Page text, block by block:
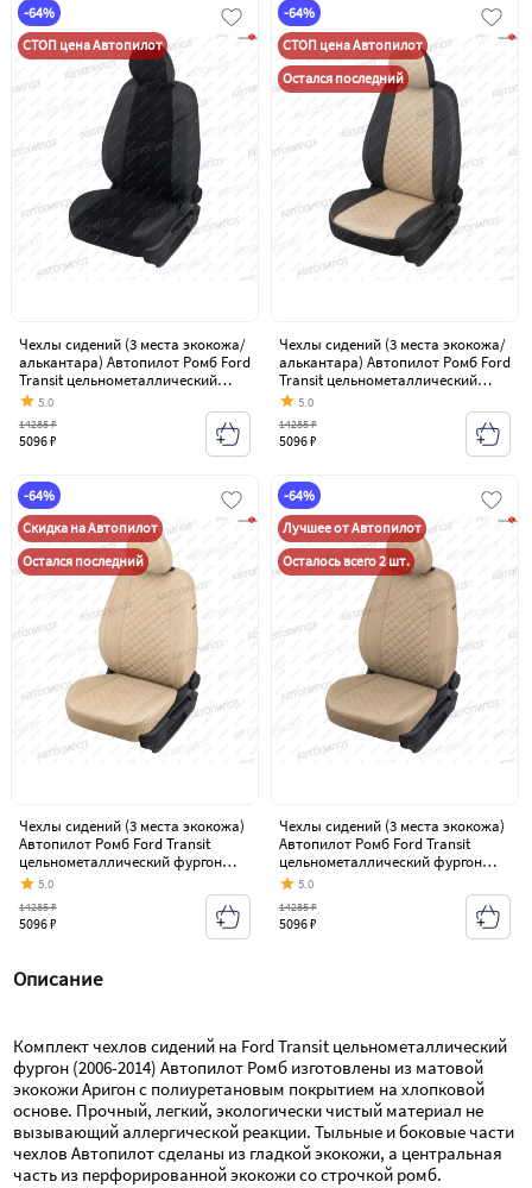
-64%
СТОП цена Автопилот
Чехлы сидений (3 места экокожа/
алькантара) Автопилот Ромб Ford
Transit цельнометаллический
фургон (2006-2014)
5.0
5096 ₽
14285 ₽
-64%
СТОП цена Автопилот
Остался последний
Чехлы сидений (3 места экокожа/
алькантара) Автопилот Ромб Ford
Transit цельнометаллический
фургон (2006-2014)
5.0
5096 ₽
14285 ₽
-64%
Скидка на Автопилот
Остался последний
Чехлы сидений (3 места экокожа)
Автопилот Ромб Ford Transit
цельнометаллический фургон
(2006-2014)
5.0
5096 ₽
14285 ₽
-64%
Лучшее от Автопилот
Осталось всего 2 шт.
Чехлы сидений (3 места экокожа)
Автопилот Ромб Ford Transit
цельнометаллический фургон
(2006-2014)
5.0
5096 ₽
14285 ₽
Описание
Комплект чехлов сидений на Ford Transit цельнометаллический
фургон (2006-2014) Автопилот Ромб изготовлены из матовой
экокожи Аригон с полиуретановым покрытием на хлопковой
основе. Прочный, легкий, экологически чистый материал не
вызывающий аллергической реакции. Тыльные и боковые части
чехлов Автопилот сделаны из гладкой экокожи, а центральная
часть из перфорированной экокожи со строчкой ромб.